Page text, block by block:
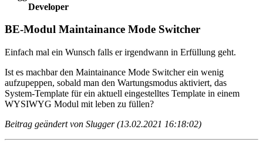
Developer
BE-Modul Maintainance Mode Switcher
Einfach mal ein Wunsch falls er irgendwann in Erfüllung geht.
Ist es machbar den Maintainance Mode Switcher ein wenig
aufzupeppen, sobald man den Wartungsmodus aktiviert, das
System-Template für ein aktuell eingestelltes Template in einem
WYSIWYG Modul mit leben zu füllen?
Beitrag geändert von Slugger (13.02.2021 16:18:02)